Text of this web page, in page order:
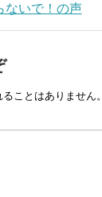
ないで！の声
ことはありません。